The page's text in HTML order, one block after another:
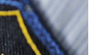
Waffen & Zubehör